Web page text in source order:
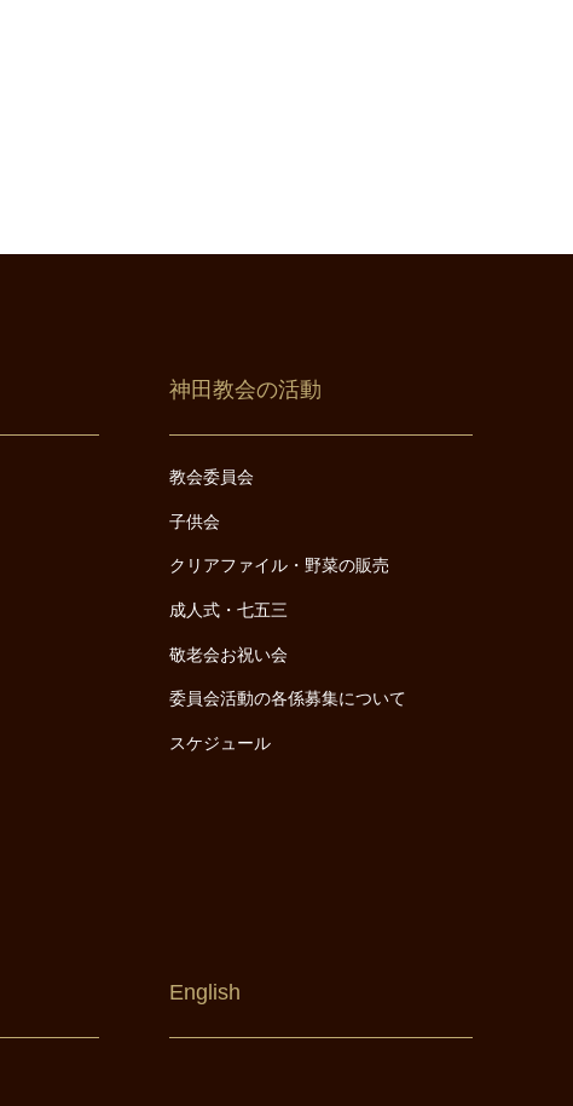
神田教会の活動
教会委員会
子供会
クリアファイル・野菜の販売
成人式・七五三
敬老会お祝い会
委員会活動の各係募集について
スケジュール
English